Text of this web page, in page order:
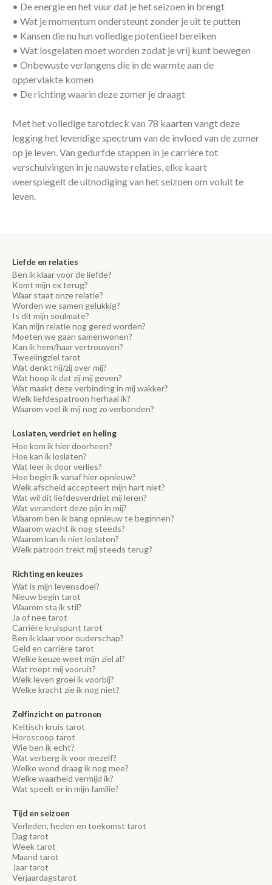
• De energie en het vuur dat je het seizoen in brengt
• Wat je momentum ondersteunt zonder je uit te putten
• Kansen die nu hun volledige potentieel bereiken
• Wat losgelaten moet worden zodat je vrij kunt bewegen
• Onbewuste verlangens die in de warmte aan de
oppervlakte komen
• De richting waarin deze zomer je draagt
Met het volledige tarotdeck van 78 kaarten vangt deze
legging het levendige spectrum van de invloed van de zomer
op je leven. Van gedurfde stappen in je carrière tot
verschuivingen in je nauwste relaties, elke kaart
weerspiegelt de uitnodiging van het seizoen om voluit te
leven.
Liefde en relaties
Ben ik klaar voor de liefde?
Komt mijn ex terug?
Waar staat onze relatie?
Worden we samen gelukkig?
Is dit mijn soulmate?
Kan mijn relatie nog gered worden?
Moeten we gaan samenwonen?
Kan ik hem/haar vertrouwen?
Tweelingziel tarot
Wat denkt hij/zij over mij?
Wat hoop ik dat zij mij geven?
Wat maakt deze verbinding in mij wakker?
Welk liefdespatroon herhaal ik?
Waarom voel ik mij nog zo verbonden?
Loslaten, verdriet en heling
Hoe kom ik hier doorheen?
Hoe kan ik loslaten?
Wat leer ik door verlies?
Hoe begin ik vanaf hier opnieuw?
Welk afscheid accepteert mijn hart niet?
Wat wil dit liefdesverdriet mij leren?
Wat verandert deze pijn in mij?
Waarom ben ik bang opnieuw te beginnen?
Waarom wacht ik nog steeds?
Waarom kan ik niet loslaten?
Welk patroon trekt mij steeds terug?
Richting en keuzes
Wat is mijn levensdoel?
Nieuw begin tarot
Waarom sta ik stil?
Ja of nee tarot
Carrière kruispunt tarot
Ben ik klaar voor ouderschap?
Geld en carrière tarot
Welke keuze weet mijn ziel al?
Wat roept mij vooruit?
Welk leven groei ik voorbij?
Welke kracht zie ik nog niet?
Zelfinzicht en patronen
Keltisch kruis tarot
Horoscoop tarot
Wie ben ik echt?
Wat verberg ik voor mezelf?
Welke wond draag ik nog mee?
Welke waarheid vermijd ik?
Wat speelt er in mijn familie?
Tijd en seizoen
Verleden, heden en toekomst tarot
Dag tarot
Week tarot
Maand tarot
Jaar tarot
Verjaardagstarot